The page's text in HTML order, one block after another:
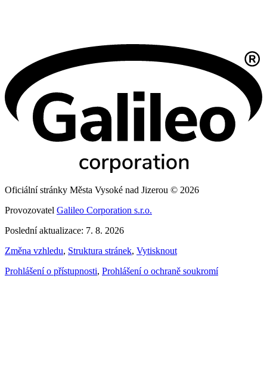
Oficiální stránky Města Vysoké nad Jizerou © 2026
Provozovatel Galileo Corporation s.r.o.
Poslední aktualizace: 7. 8. 2026
Změna vzhledu, Struktura stránek, Vytisknout
Prohlášení o přístupnosti, Prohlášení o ochraně soukromí